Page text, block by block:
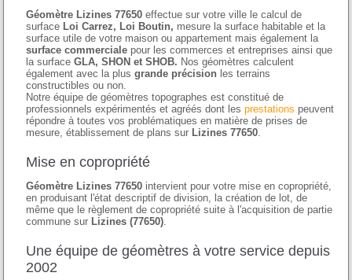
Géomètre Lizines 77650 effectue sur votre ville le calcul de
surface Loi Carrez, Loi Boutin, mesure la surface habitable et la
surface utile de votre maison ou appartement mais également la
surface commerciale pour les commerces et entreprises ainsi que
la surfaceGLA, SHON et SHOB. Nos géomètres calculent
également avec la plusgrande précision les terrains
constructibles ou non.
Notre équipe de géomètres topographes est constitué de
professionnels expérimentés et agréés dont lesprestations peuvent
répondre à toutes vos problématiques en matière de prises de
mesure, établissement de plans sur Lizines 77650.
Mise en copropriété
Géomètre Lizines 77650 intervient pour votre mise en copropriété,
en produisant l'état descriptif de division, la création de lot, de
même que le règlement de copropriété suite à l'acquisition de partie
commune sur Lizines (77650).
Une équipe de géomètres à votre service depuis
2002